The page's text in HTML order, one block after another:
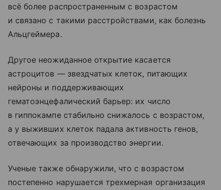
всё более распространенным с возрастом
и связано с такими расстройствами, как болезнь
Альцгеймера.
Другое неожиданное открытие касается
астроцитов — звездчатых клеток, питающих
нейроны и поддерживающих
гематоэнцефалический барьер: их число
в гиппокампе стабильно снижалось с возрастом,
а у выживших клеток падала активность генов,
отвечающих за производство энергии.
Ученые также обнаружили, что с возрастом
постепенно нарушается трехмерная организация